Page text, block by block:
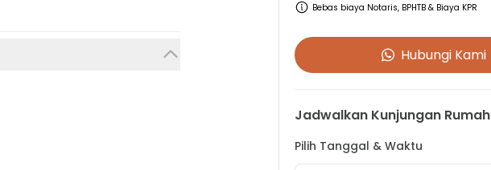
Bebas biaya Notaris, BPHTB & Biaya KPR
Hubungi Kami
Jadwalkan Kunjungan Rumah
Pilih Tanggal & Waktu